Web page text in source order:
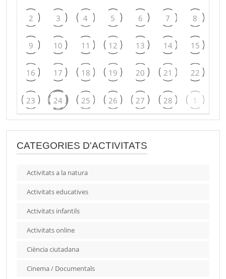
2 3 4 5 6 7 8
9 10 11 12 13 14 15
16 17 18 19 20 21 22
23 24 25 26 27 28 1
CATEGORIES D'ACTIVITATS
Activitats a la natura
Activitats educatives
Activitats infantils
Activitats online
Ciència ciutadana
Cinema / Documentals